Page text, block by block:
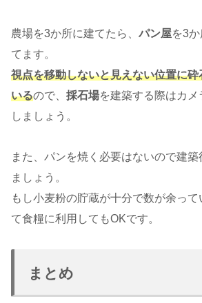
農場を3か所に建てたら、 パン屋を3か
てます。
視点を移動しないと見えない位置に
いるので、 採石場を建築する際はカ
しましょう。
また、パンを焼く必要はないので建
ましょう。
もし小麦粉の貯蔵が十分で数が余っ
て食糧に利用してもOKです。
まとめ